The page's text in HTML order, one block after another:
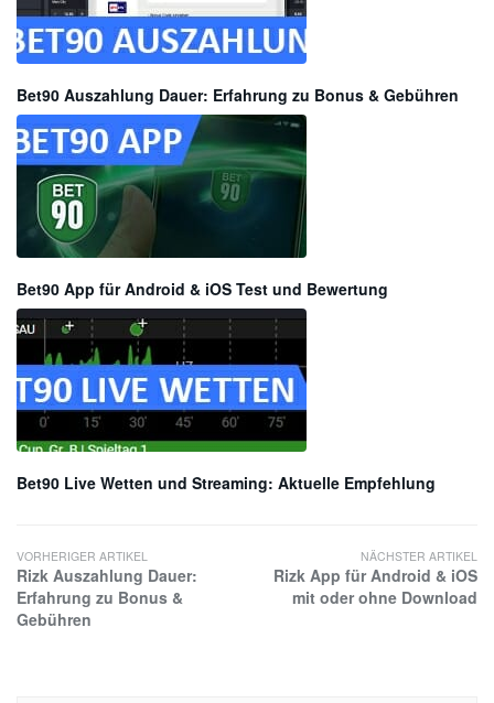
Bet90 Auszahlung Dauer: Erfahrung zu Bonus & Gebühren
Bet90 App für Android & iOS Test und Bewertung
Bet90 Live Wetten und Streaming: Aktuelle Empfehlung
VORHERIGER ARTIKEL
Rizk Auszahlung Dauer:
Erfahrung zu Bonus &
Gebühren
NÄCHSTER ARTIKEL
Rizk App für Android & iOS
mit oder ohne Download